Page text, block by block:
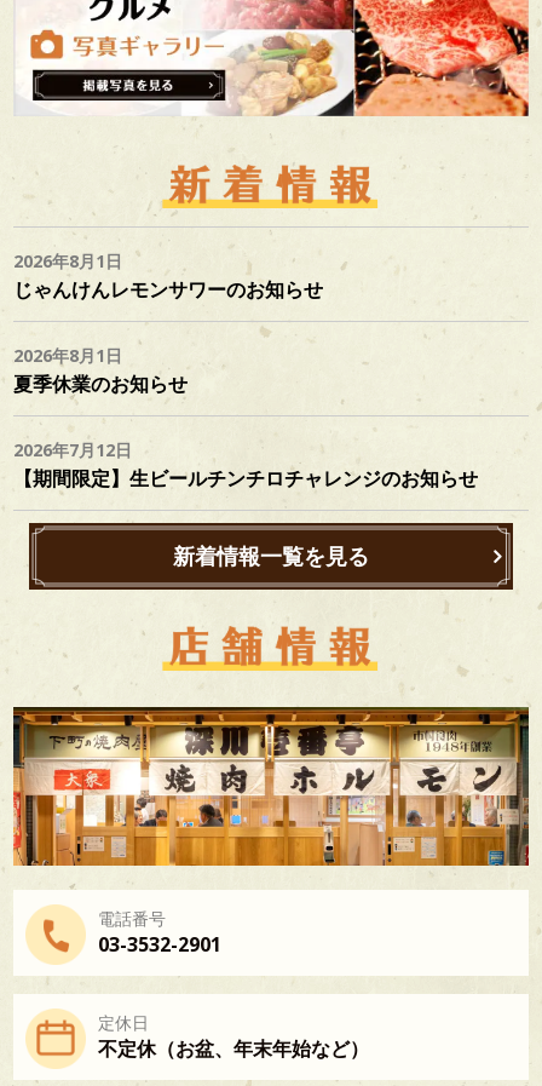
社
概
要
合
知
ら
ト
マ
ッ
2026年8月1日
じゃんけんレモンサワーのお知らせ
2026年8月1日
夏季休業のお知らせ
2026年7月12日
【期間限定】生ビールチンチロチャレンジのお知らせ
新着情報一覧を見る
電話番号
03-3532-2901
定休日
不定休（お盆、年末年始など）